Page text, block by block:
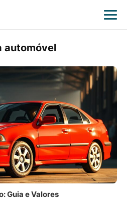
automóvel
Guia e Valores